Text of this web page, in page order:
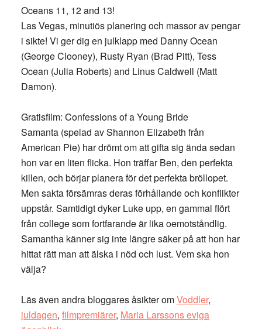
Oceans 11, 12 and 13!
Las Vegas, minutiös planering och massor av pengar
i sikte! Vi ger dig en julklapp med Danny Ocean
(George Clooney), Rusty Ryan (Brad Pitt), Tess
Ocean (Julia Roberts) and Linus Caldwell (Matt
Damon).
Gratisfilm: Confessions of a Young Bride
Samanta (spelad av Shannon Elizabeth från
American Pie) har drömt om att gifta sig ända sedan
hon var en liten flicka. Hon träffar Ben, den perfekta
killen, och börjar planera för det perfekta bröllopet.
Men sakta försämras deras förhållande och konflikter
uppstår. Samtidigt dyker Luke upp, en gammal flört
från college som fortfarande är lika oemotståndlig.
Samantha känner sig inte längre säker på att hon har
hittat rätt man att älska i nöd och lust. Vem ska hon
välja?
Läs även andra bloggares åsikter omVoddler,
juldagen, filmpremiärer, Maria Larssons eviga